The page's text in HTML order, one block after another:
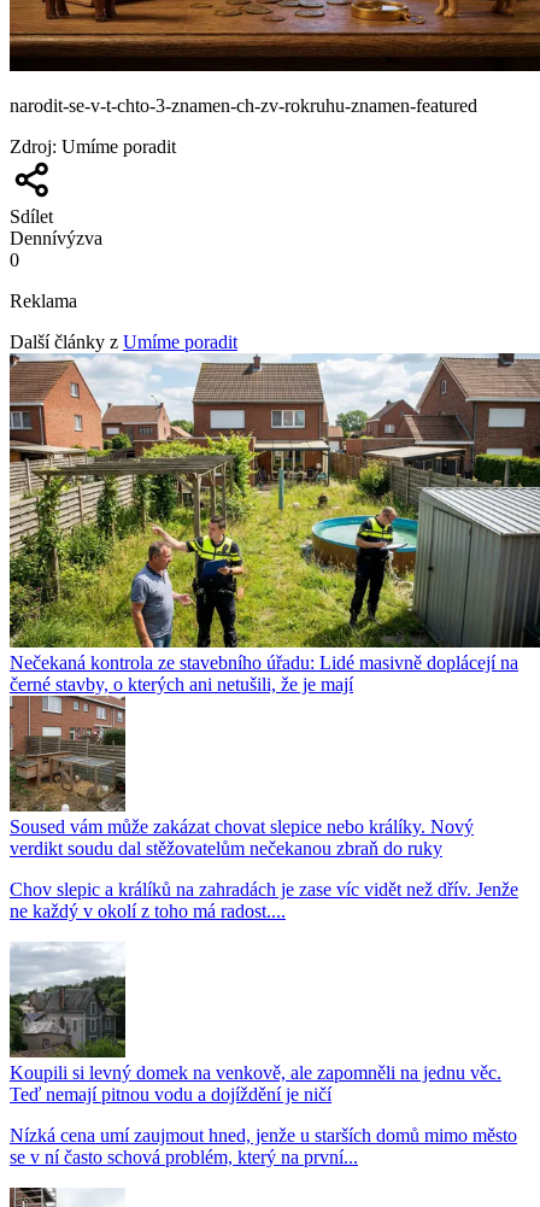
narodit-se-v-t-chto-3-znamen-ch-zv-rokruhu-znamen-featured
Zdroj: Umíme poradit
Sdílet
Dennívýzva
0
Reklama
Další články z Umíme poradit
Nečekaná kontrola ze stavebního úřadu: Lidé masivně doplácejí na
černé stavby, o kterých ani netušili, že je mají
Soused vám může zakázat chovat slepice nebo králíky. Nový
verdikt soudu dal stěžovatelům nečekanou zbraň do ruky
Chov slepic a králíků na zahradách je zase víc vidět než dřív. Jenže
ne každý v okolí z toho má radost....
Koupili si levný domek na venkově, ale zapomněli na jednu věc.
Teď nemají pitnou vodu a dojíždění je ničí
Nízká cena umí zaujmout hned, jenže u starších domů mimo město
se v ní často schová problém, který na první...